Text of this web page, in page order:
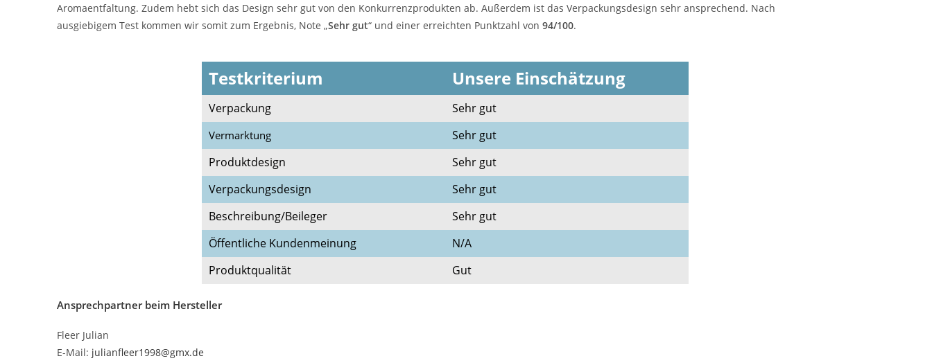
Aromaentfaltung. Zudem hebt sich das Design sehr gut von den Konkurrenzprodukten ab. Außerdem ist das Verpackungsdesign sehr ansprechend. Nach
ausgiebigem Test kommen wir somit zum Ergebnis, Note „Sehr gut“ und einer erreichten Punktzahl von 94/100.
Testkriterium Unsere Einschätzung
Verpackung Sehr gut
Vermarktung
Sehr gut
Produktdesign
Sehr gut
Verpackungsdesign
Sehr gut
Beschreibung/Beileger
Sehr gut
Öffentliche Kundenmeinung
N/A
Produktqualität
Gut
Ansprechpartner beim Hersteller
Fleer Julian
E-Mail: julianfleer1998@gmx.de